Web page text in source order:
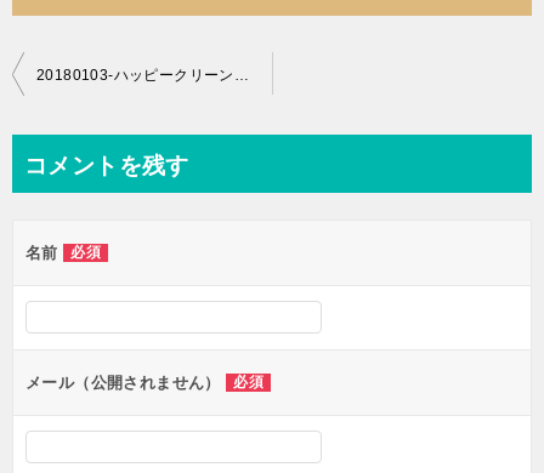
投
ビ
ー
シ
ョ
ン
コメントを残す
名前 必須
メール（公開されません） 必須